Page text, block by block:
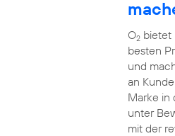
O2bietet
besten
und
an
Marke in
unter
mit der